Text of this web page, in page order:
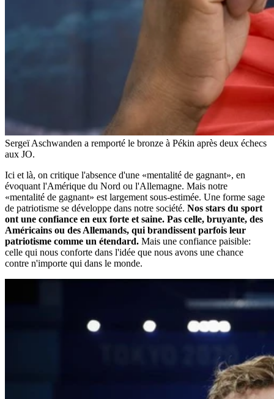
Sergeï Aschwanden a remporté le bronze à Pékin après deux échecs
aux JO.
Ici et là, on critique l'absence d'une «mentalité de gagnant», en
évoquant l'Amérique du Nord ou l'Allemagne. Mais notre
«mentalité de gagnant» est largement sous-estimée. Une forme sage
de patriotisme se développe dans notre société. Nos stars du sport
ont une confiance en eux forte et saine. Pas celle, bruyante, des
Américains ou des Allemands, qui brandissent parfois leur
patriotisme comme un étendard. Mais une confiance paisible:
celle qui nous conforte dans l'idée que nous avons une chance
contre n'importe qui dans le monde.